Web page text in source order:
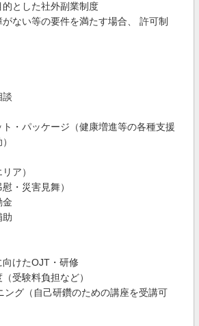
とした社外副業制度
ない等の要件を満たす場合、 許可制
・パッケージ（健康増進等の各種支援
ア）
・災害見舞）
けたOJT・研修
受験料負担など）
グ（自己研鑽のための講座を受講可